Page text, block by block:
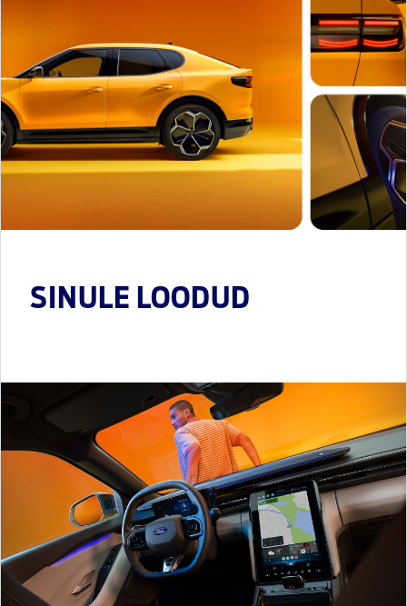
SINULE LOODUD